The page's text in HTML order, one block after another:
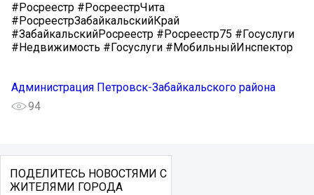
#Росреестр #РосреестрЧита
#РосреестрЗабайкальскийКрай
#ЗабайкальскийРосреестр #Росреестр75 #Госуслуги
#Недвижимость #Госуслуги #МобильныйИнспектор
Администрация Петровск-Забайкальского района
94
ПОДЕЛИТЕСЬ НОВОСТЯМИ С
ЖИТЕЛЯМИ ГОРОДА